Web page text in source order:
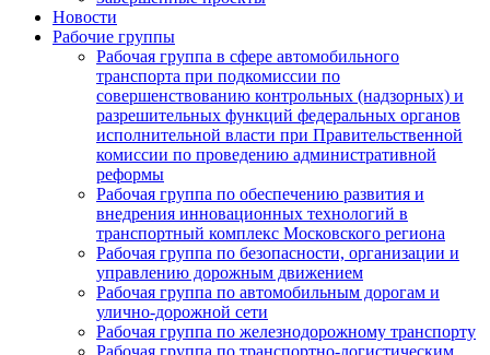
Новости
Рабочие группы
Рабочая группа в сфере автомобильного
транспорта при подкомиссии по
совершенствованию контрольных (надзорных) и
разрешительных функций федеральных органов
исполнительной власти при Правительственной
комиссии по проведению административной
реформы
Рабочая группа по обеспечению развития и
внедрения инновационных технологий в
транспортный комплекс Московского региона
Рабочая группа по безопасности, организации и
управлению дорожным движением
Рабочая группа по автомобильным дорогам и
улично-дорожной сети
Рабочая группа по железнодорожному транспорту
Рабочая группа по транспортно-логистическим